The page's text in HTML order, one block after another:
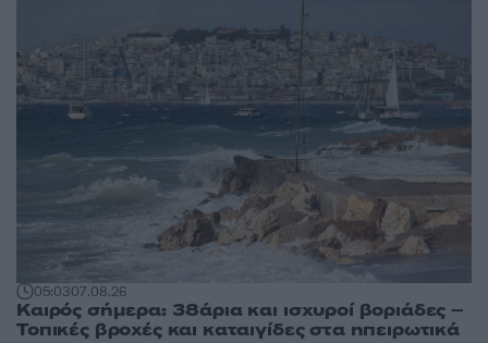
05:0307.08.26
Καιρός σήμερα: 38άρια και ισχυροί βοριάδες –
Τοπικές βροχές και καταιγίδες στα ηπειρωτικά